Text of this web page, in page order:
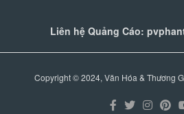
Liên hệ Quảng Cáo:
Copyright © 2024, Văn Hóa & Thương